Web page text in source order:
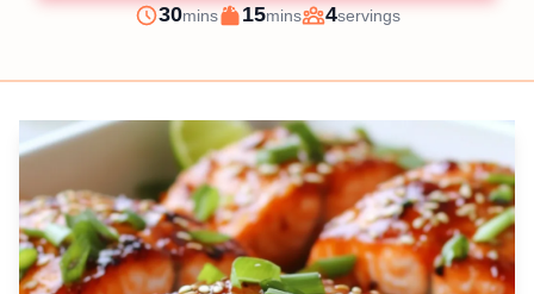
Prep
30minutes
mins
Cook
15minutes
mins
Servings
4servings